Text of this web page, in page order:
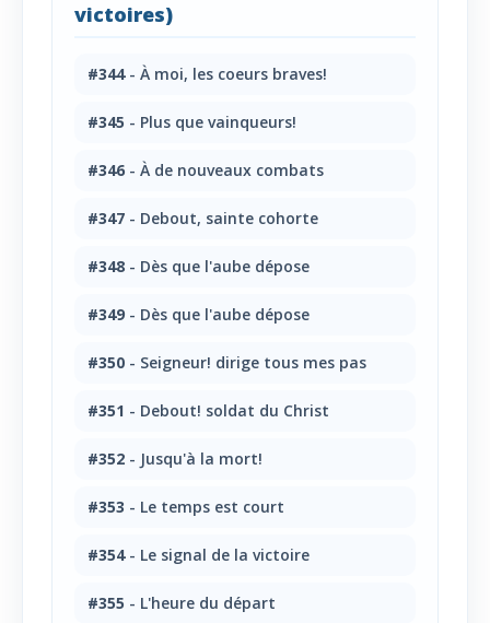
victoires)
#344- À moi, les coeurs braves!
#345 - Plus que vainqueurs!
#346 - À de nouveaux combats
#347 - Debout, sainte cohorte
#348 - Dès que l'aube dépose
#349 - Dès que l'aube dépose
#350 - Seigneur! dirige tous mes pas
#351 - Debout! soldat du Christ
#352 - Jusqu'à la mort!
#353 - Le temps est court
#354- Le signal de la victoire
#355 - L'heure du départ